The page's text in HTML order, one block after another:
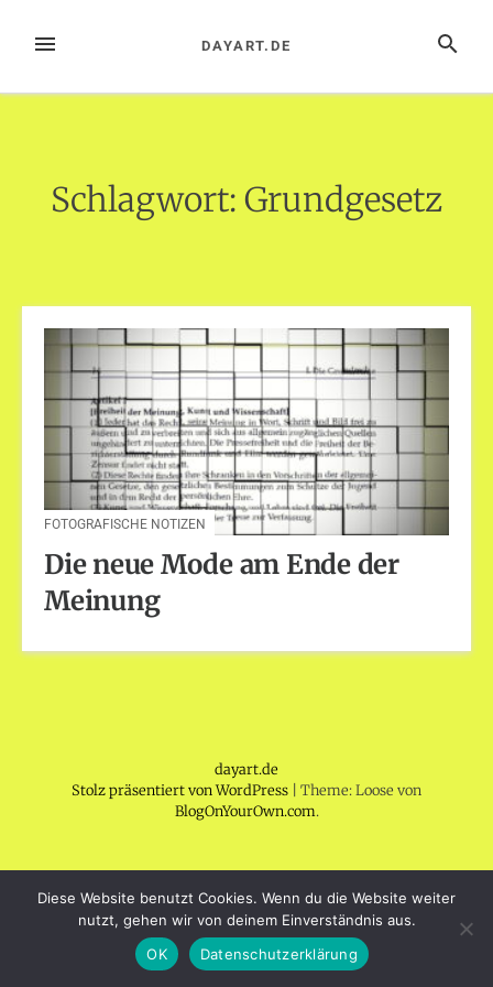
InhaltMENÜ SUCHE
DAYART.DE
Schlagwort: Grundgesetz
FOTOGRAFISCHE NOTIZEN
Die neue Mode am Ende der
Meinung
dayart.de
Stolz präsentiert von WordPress
Theme: Loose von
BlogOnYourOwn.com.
Diese Website benutzt Cookies. Wenn du die Website weiter
nutzt, gehen wir von deinem Einverständnis aus.
OK
Datenschutzerklärung